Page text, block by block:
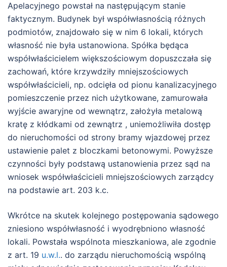
Apelacyjnego powstał na następującym stanie
faktycznym. Budynek był współwłasnością różnych
podmiotów, znajdowało się w nim 6 lokali, których
własność nie była ustanowiona. Spółka będąca
współwłaścicielem większościowym dopuszczała się
zachowań, które krzywdziły mniejszościowych
współwłaścicieli, np. odcięła od pionu kanalizacyjnego
pomieszczenie przez nich użytkowane, zamurowała
wyjście awaryjne od wewnątrz, założyła metalową
kratę z kłódkami od zewnątrz , uniemożliwiła dostęp
do nieruchomości od strony bramy wjazdowej przez
ustawienie palet z bloczkami betonowymi. Powyższe
czynności były podstawą ustanowienia przez sąd na
wniosek współwłaścicieli mniejszościowych zarządcy
na podstawie art. 203 k.c.
Wkrótce na skutek kolejnego postępowania sądowego
zniesiono współwłasność i wyodrębniono własność
lokali. Powstała wspólnota mieszkaniowa, ale zgodnie
z art. 19 u.w.l.. do zarządu nieruchomością wspólną